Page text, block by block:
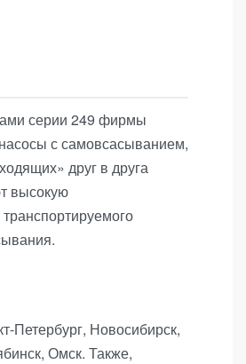
серии 249 фирмы
с самовсасыванием,
друг в друга
высокую
Петербург, Новосибирск,
Омск. Также,